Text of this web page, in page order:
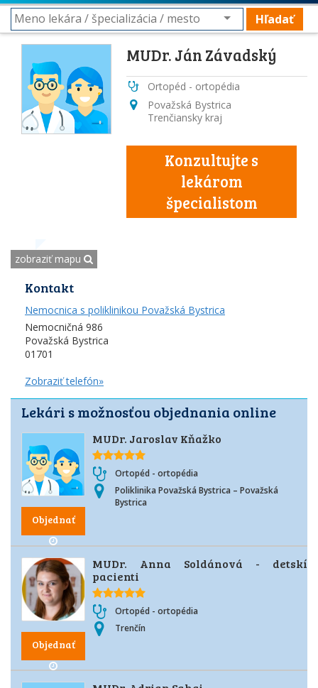
Hľadať
MUDr. Ján Závadský
Ortopéd - ortopédia
Považská Bystrica
Trenčiansky kraj
Konzultujte s
lekárom
špecialistom
zobraziť mapu
Kontakt
Nemocnica s poliklinikou Považská Bystrica
Nemocničná 986
Považská Bystrica
01701
Zobraziť telefón»
Lekári s možnosťou objednania online
Objednať
MUDr. Jaroslav Kňažko
Ortopéd - ortopédia
Poliklinika Považská Bystrica – Považská
Bystrica
Objednať
MUDr. Anna Soldánová - detskí
pacienti
Ortopéd - ortopédia
Trenčín